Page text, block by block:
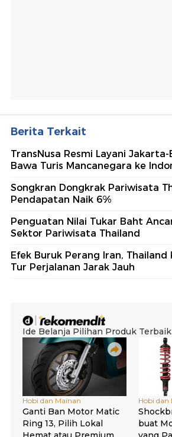
Berita Terkait
TransNusa Resmi Layani
Bawa Turis Mancanegara ke
Songkran Dongkrak Pariwisata
Pendapatan Naik 6%
Penguatan Nilai Tukar Baht
Sektor Pariwisata Thailand
Efek Buruk Perang Iran, Thailand
Tur Perjalanan Jarak Jauh